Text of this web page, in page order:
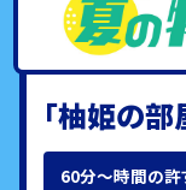
「柚姫の
60分〜時間の許